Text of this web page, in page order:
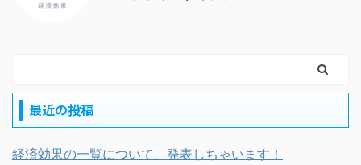
最近の投稿
経済効果の一覧について、発表しちゃいます！